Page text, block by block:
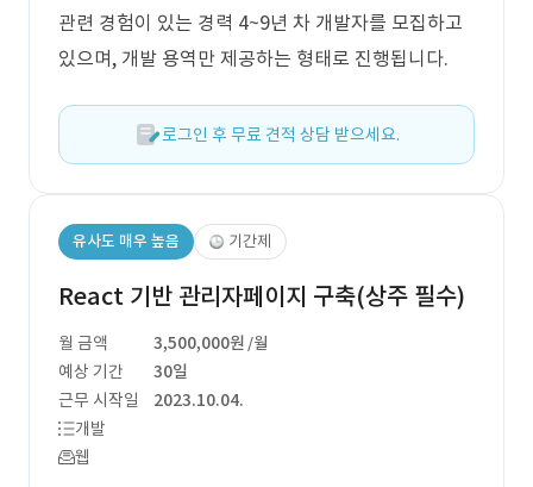
관련 경험이 있는 경력 4~9년 차 개발자를 모집하고
있으며, 개발 용역만 제공하는 형태로 진행됩니다.
로그인 후 무료 견적 상담 받으세요.
유사도 매우 높음 기간제
React 기반 관리자페이지 구축(상주 필수)
월 금액 3,500,000원 /월
예상 기간
30일
근무 시작일
2023.10.04.
개발
웹